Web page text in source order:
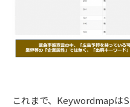
これまで、Keywordmapは